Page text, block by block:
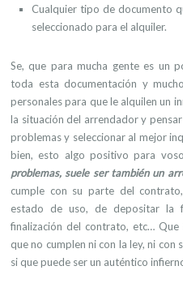
Cualquier tipo de documento
seleccionado para el alquiler.
Se, que para mucha gente es un
toda esta documentación y
personales para que le alquilen un
la situación del arrendador y
problemas y seleccionar al mejor
bien, esto algo positivo para
problemas, suele ser también un
cumple con su parte del
estado de uso, de depositar la
finalización del contrato, etc…
que no cumplen ni con la ley, ni
si que puede ser un auténtico